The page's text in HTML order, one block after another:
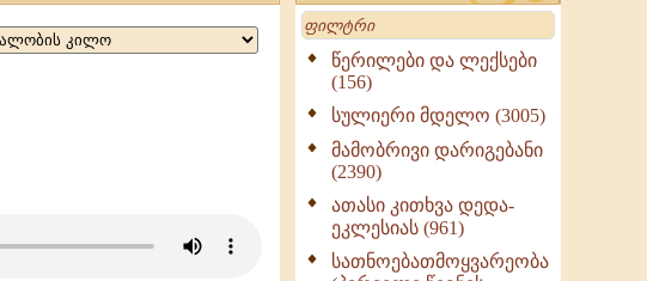
Search
წერილები და ლექსები
(156)
სულიერი მდელო (3005)
მამობრივი დარიგებანი
(2390)
ათასი კითხვა დედა-
ეკლესიას (961)
სათნოებათმოყვარეობა